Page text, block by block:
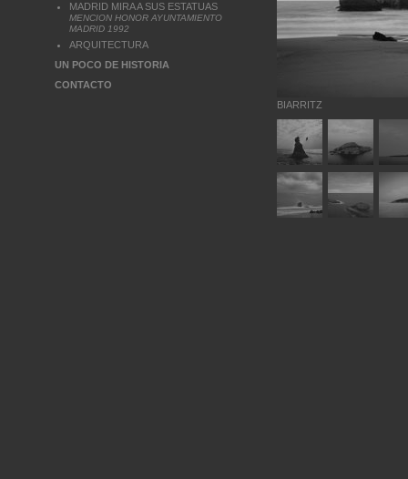
MADRID MIRA A SUS ESTATUAS
MENCION HONOR AYUNTAMIENTO
MADRID 1992
ARQUITECTURA
UN POCO DE HISTORIA
CONTACTO
BIARRITZ